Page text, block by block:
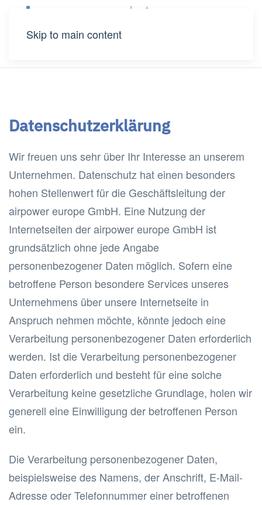
Skip to main content
Datenschutzerklärung
Wir freuen uns sehr über Ihr Interesse an unserem
Unternehmen. Datenschutz hat einen besonders
hohen Stellenwert für die Geschäftsleitung der
airpower europe GmbH. Eine Nutzung der
Internetseiten der airpower europe GmbH ist
grundsätzlich ohne jede Angabe
personenbezogener Daten möglich. Sofern eine
betroffene Person besondere Services unseres
Unternehmens über unsere Internetseite in
Anspruch nehmen möchte, könnte jedoch eine
Verarbeitung personenbezogener Daten erforderlich
werden. Ist die Verarbeitung personenbezogener
Daten erforderlich und besteht für eine solche
Verarbeitung keine gesetzliche Grundlage, holen wir
generell eine Einwilligung der betroffenen Person
ein.
Die Verarbeitung personenbezogener Daten,
beispielsweise des Namens, der Anschrift, E-Mail-
Adresse oder Telefonnummer einer betroffenen